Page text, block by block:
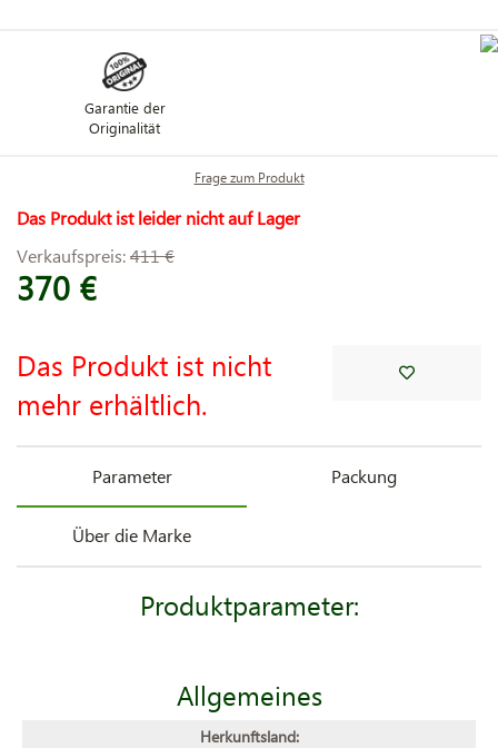
Garantie der
Originalität
Frage zum Produkt
Das Produkt ist leider nicht auf Lager
Verkaufspreis:411 €
370 €
Das Produkt ist nicht
mehr erhältlich.
Parameter Packung
Über die Marke
Produktparameter:
Allgemeines
Herkunftsland: